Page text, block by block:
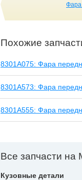
Фара
Похожие
8301A075: Фара
8301A573: Фара
8301A555: Фара
Все запчасти на
Кузовные детали